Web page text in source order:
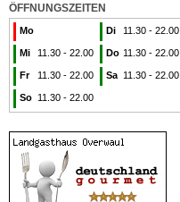
ÖFFNUNGSZEITEN
Mo Di 11.30 - 22.00
Mi 11.30 - 22.00 Do 11.30 - 22.00
Fr 11.30 - 22.00 Sa 11.30 - 22.00
So 11.30 - 22.00